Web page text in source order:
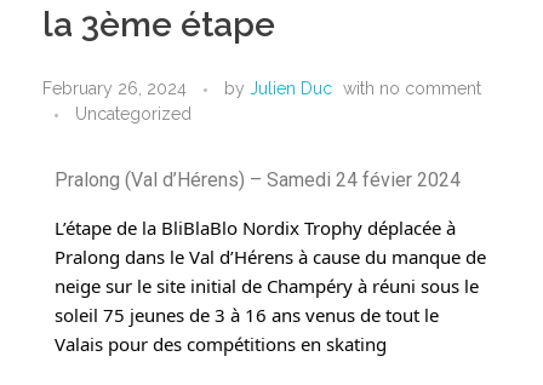
la 3ème étape
February 26, 2024 by Julien Duc with no comment
Uncategorized
Pralong (Val d’Hérens) – Samedi 24 févier 2024
L’étape de la BliBlaBlo Nordix Trophy déplacée à
Pralong dans le Val d’Hérens à cause du manque de
neige sur le site initial de Champéry à réuni sous le
soleil 75 jeunes de 3 à 16 ans venus de tout le
Valais pour des compétitions en skating